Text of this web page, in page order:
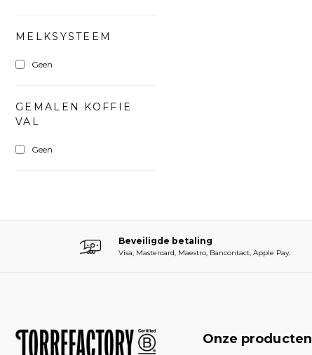
MELKSYSTEEM
Geen
GEMALEN KOFFIE
VAL
Geen
Beveiligde betaling
Visa, Mastercard, Maestro, Bancontact, Apple Pay.
Onze producten